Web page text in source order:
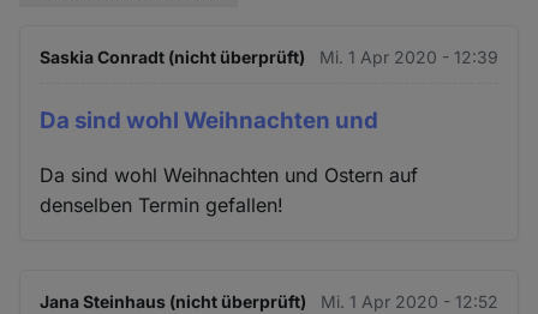
Saskia Conradt (nicht überprüft) Mi. 1 Apr 2020 - 12:39
Da sind wohl Weihnachten und
Da sind wohl Weihnachten und Ostern auf
denselben Termin gefallen!
Jana Steinhaus (nicht überprüft) Mi. 1 Apr 2020 - 12:52